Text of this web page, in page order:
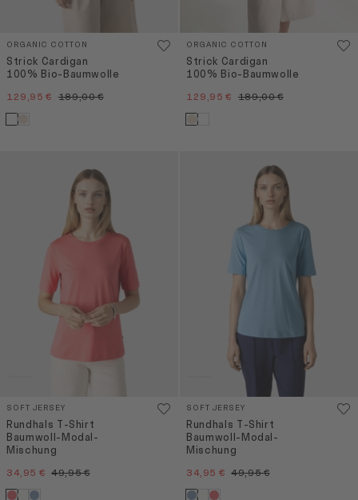
ORGANIC COTTON
Strick Cardigan
100% Bio-Baumwolle
129,95 € 189,00 €
ORGANIC COTTON
Strick Cardigan
100% Bio-Baumwolle
129,95 € 189,00 €
SOFT JERSEY
Rundhals T-Shirt
Baumwoll-Modal-
Mischung
34,95 € 49,95 €
SOFT JERSEY
Rundhals T-Shirt
Baumwoll-Modal-
Mischung
34,95 € 49,95 €